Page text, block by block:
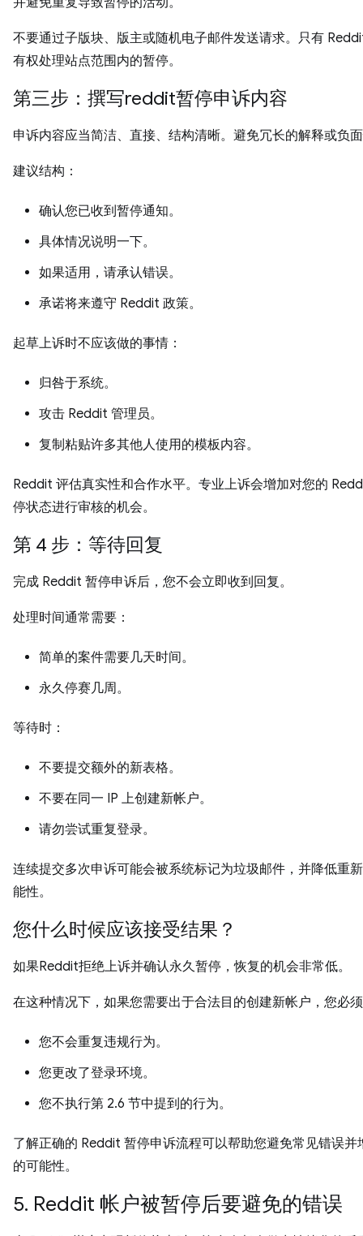
不要通过子版块、版主或随机电子邮件发送请求。只有
有权处理站点范围内的暂停。
第三步：撰写reddit暂停申诉内容
申诉内容应当简洁、直接、结构清晰。避免冗长的解释或负
建议结构：
确认您已收到暂停通知。
具体情况说明一下。
如果适用，请承认错误。
承诺将来遵守 Reddit 政策。
起草上诉时不应该做的事情：
归咎于系统。
攻击 Reddit 管理员。
复制粘贴许多其他人使用的模板内容。
Reddit 评估真实性和合作水平。专业上诉会增加对您的
停状态进行审核的机会。
第 4 步：等待回复
完成 Reddit 暂停申诉后，您不会立即收到回复。
处理时间通常需要：
简单的案件需要几天时间。
永久停赛几周。
等待时：
不要提交额外的新表格。
不要在同一 IP 上创建新帐户。
请勿尝试重复登录。
连续提交多次申诉可能会被系统标记为垃圾邮件，并降低重
能性。
您什么时候应该接受结果？
如果Reddit拒绝上诉并确认永久暂停，恢复的机会非常低。
在这种情况下，如果您需要出于合法目的创建新帐户，您必
您不会重复违规行为。
您更改了登录环境。
您不执行第 2.6 节中提到的行为。
了解正确的 Reddit 暂停申诉流程可以帮助您避免常见错误并
的可能性。
5. Reddit 帐户被暂停后要避免的错误